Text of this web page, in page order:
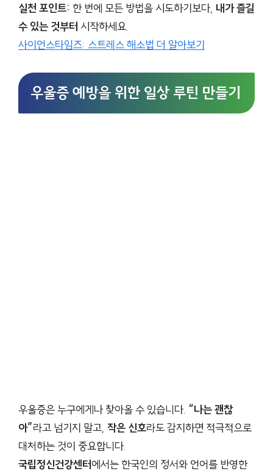
실천 포인트: 한 번에 모든 방법을 시도하기보다, 내가 즐길
수 있는 것부터 시작하세요.
사이언스타임즈: 스트레스 해소법 더 알아보기
우울증 예방을 위한 일상 루틴 만들기
우울증은 누구에게나 찾아올 수 있습니다. “나는 괜찮
아”라고 넘기지 말고, 작은 신호라도 감지하면 적극적으로
대처하는 것이 중요합니다.
국립정신건강센터에서는 한국인의 정서와 언어를 반영한